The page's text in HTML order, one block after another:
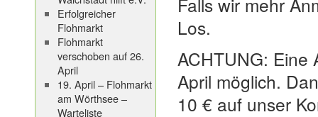
Los.
ACHTUNG: Eine
April möglich.
10 € auf unser
Erfolgreicher
Flohmarkt
Flohmarkt
verschoben auf 26.
April
19. April – Flohmarkt
am Wörthsee –
Warteliste